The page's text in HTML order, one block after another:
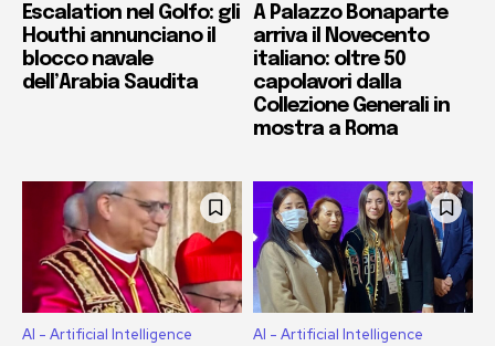
Escalation nel Golfo: gli
Houthi annunciano il
blocco navale
dell’Arabia Saudita
A Palazzo Bonaparte
arriva il Novecento
italiano: oltre 50
capolavori dalla
Collezione Generali in
mostra a Roma
AI - Artificial Intelligence AI - Artificial Intelligence